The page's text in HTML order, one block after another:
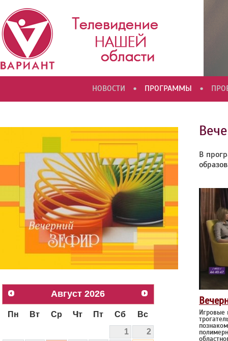
НОВОСТИ • ПРОГРАММЫ •
Август 2026
Пн Вт Ср Чт Пт Сб Вс
1
2
В
Игровые